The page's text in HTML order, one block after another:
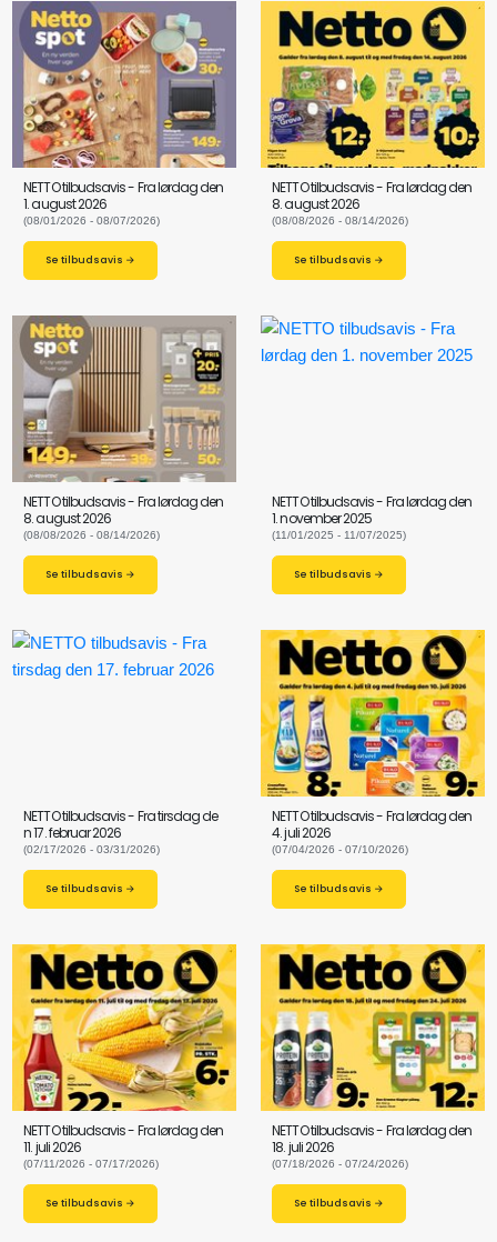
NETTO tilbudsavis - Fra lørdag den
1. august 2026
(08/01/2026 - 08/07/2026)
Se tilbudsavis →
NETTO tilbudsavis - Fra lørdag den
8. august 2026
(08/08/2026 - 08/14/2026)
Se tilbudsavis →
NETTO tilbudsavis - Fra lørdag den
8. august 2026
(08/08/2026 - 08/14/2026)
Se tilbudsavis →
NETTO tilbudsavis - Fra lørdag den
1. november 2025
(11/01/2025 - 11/07/2025)
Se tilbudsavis →
NETTO tilbudsavis - Fra tirsdag de
n 17. februar 2026
(02/17/2026 - 03/31/2026)
Se tilbudsavis →
NETTO tilbudsavis - Fra lørdag den
4. juli 2026
(07/04/2026 - 07/10/2026)
Se tilbudsavis →
NETTO tilbudsavis - Fra lørdag den
11. juli 2026
(07/11/2026 - 07/17/2026)
Se tilbudsavis →
NETTO tilbudsavis - Fra lørdag den
18. juli 2026
(07/18/2026 - 07/24/2026)
Se tilbudsavis →